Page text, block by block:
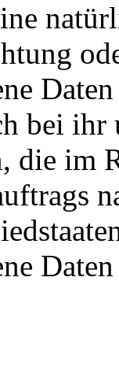
bei
die im